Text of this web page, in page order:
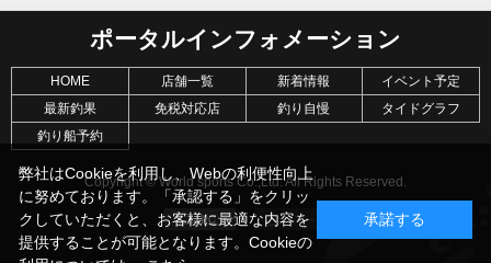
ポータルインフォメーション
HOME 店舗一覧 新着情報
イベント予定
最新釣果
免税対応店 釣り自慢
タイドグラフ
釣り船予約
Copyright © World sports Co.,Ltd. All Rights Reserved.
弊社はCookieを利用し、Webの利便性向上
に努めております。「承認する」をクリッ
クしていただくと、お客様に最適な内容を
提供することが可能となります。Cookieの
承諾する